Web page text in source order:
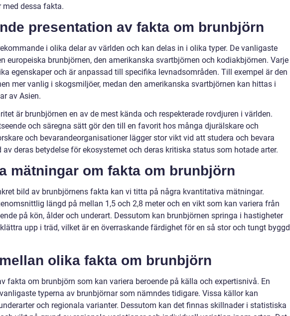
med dessa fakta.
presentation av fakta om brunbjörn
i olika delar av världen och kan delas in i olika typer. De vanligaste
europeiska brunbjörnen, den amerikanska svartbjörnen och kodiakbjörnen. Varje
egenskaper och är anpassad till specifika levnadsområden. Till exempel är den
mer vanlig i skogsmiljöer, medan den amerikanska svartbjörnen kan hittas i
av Asien.
är brunbjörnen en av de mest kända och respekterade rovdjuren i världen.
och säregna sätt gör den till en favorit hos många djurälskare och
och bevarandeorganisationer lägger stor vikt vid att studera och bevara
av deras betydelse för ekosystemet och deras kritiska status som hotade arter.
mätningar om fakta om brunbjörn
bild av brunbjörnens fakta kan vi titta på några kvantitativa mätningar.
längd på mellan 1,5 och 2,8 meter och en vikt som kan variera från
på kön, ålder och underart. Dessutom kan brunbjörnen springa i hastigheter
upp i träd, vilket är en överraskande färdighet för en så stor och tungt byggd
olika fakta om brunbjörn
fakta om brunbjörn som kan variera beroende på källa och expertisnivå. En
typerna av brunbjörnar som nämndes tidigare. Vissa källor kan
och regionala varianter. Dessutom kan det finnas skillnader i statistiska